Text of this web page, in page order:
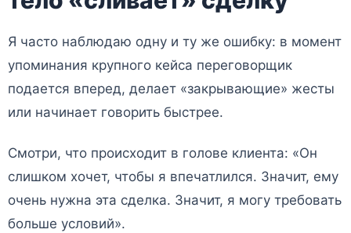
Я часто наблюдаю одну и ту же ошибку: в момент
упоминания крупного кейса переговорщик
подается вперед, делает «закрывающие» жесты
или начинает говорить быстрее.
Смотри, что происходит в голове клиента: «Он
слишком хочет, чтобы я впечатлился. Значит, ему
очень нужна эта сделка. Значит, я могу требовать
больше условий».